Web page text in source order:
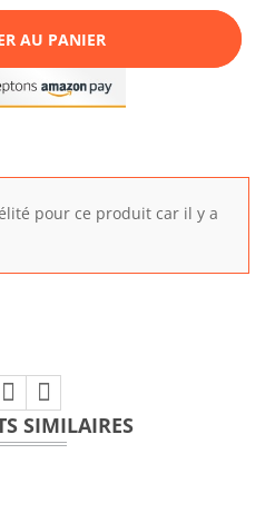
AU PANIER
pour ce produit car il y a
SIMILAIRES